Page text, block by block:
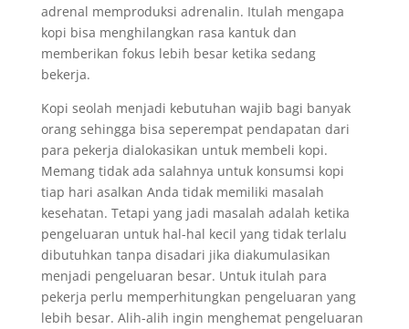
adrenal memproduksi adrenalin. Itulah mengapa
kopi bisa menghilangkan rasa kantuk dan
memberikan fokus lebih besar ketika sedang
bekerja.
Kopi seolah menjadi kebutuhan wajib bagi banyak
orang sehingga bisa seperempat pendapatan dari
para pekerja dialokasikan untuk membeli kopi.
Memang tidak ada salahnya untuk konsumsi kopi
tiap hari asalkan Anda tidak memiliki masalah
kesehatan. Tetapi yang jadi masalah adalah ketika
pengeluaran untuk hal-hal kecil yang tidak terlalu
dibutuhkan tanpa disadari jika diakumulasikan
menjadi pengeluaran besar. Untuk itulah para
pekerja perlu memperhitungkan pengeluaran yang
lebih besar. Alih-alih ingin menghemat pengeluaran